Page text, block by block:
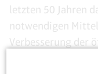
letzten 50 Jahren
notwendigen
Verbesserung der